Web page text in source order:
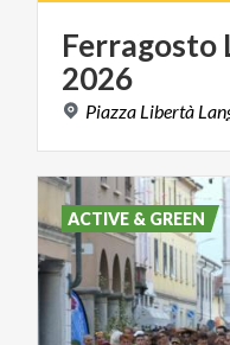
Ferragosto
2026
Piazza Libertà
ACTIVE & GREEN